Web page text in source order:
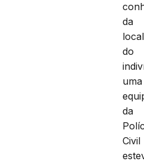
da
do
uma
da
Civil